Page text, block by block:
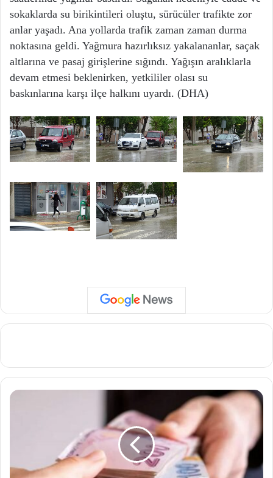
sokaklarda su birikintileri oluştu, sürücüler trafikte zor
anlar yaşadı. Ana yollarda trafik zaman zaman durma
noktasına geldi. Yağmura hazırlıksız yakalananlar, saçak
altlarına ve pasaj girişlerine sığındı. Yağışın aralıklarla
devam etmesi beklenirken, yetkililer olası su
baskınlarına karşı ilçe halkını uyardı. (DHA)